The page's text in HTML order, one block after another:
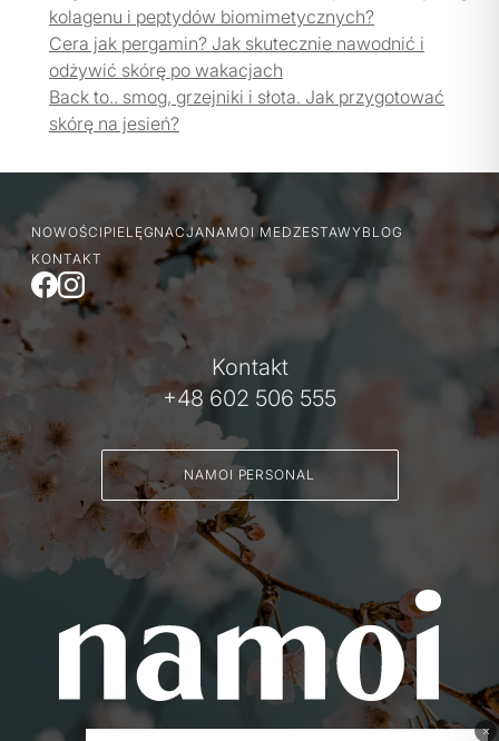
kolagenu i peptydów biomimetycznych?
Cera jak pergamin? Jak skutecznie nawodnić i
odżywić skórę po wakacjach
Back to.. smog, grzejniki i słota. Jak przygotować
skórę na jesień?
NOWOŚCI PIELĘGNACJANAMOI MEDZESTAWYBLOG
KONTAKT
Kontakt
+48 602 506 555
NAMOI PERSONAL